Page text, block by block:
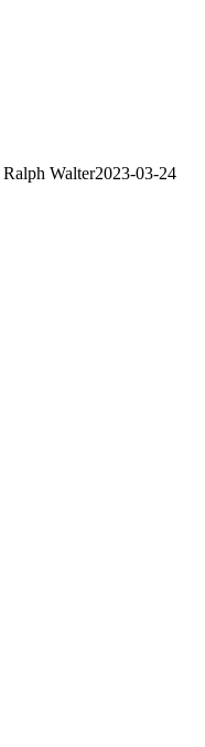
Ralph Walter2023-03-24